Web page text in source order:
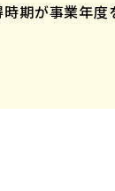
期が事業年度